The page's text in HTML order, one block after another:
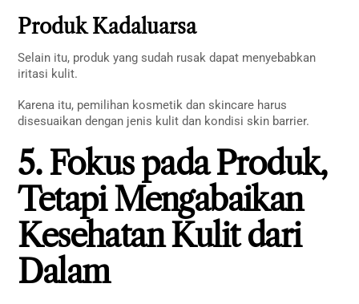
Produk Kadaluarsa
Selain itu, produk yang sudah rusak dapat menyebabkan
iritasi kulit.
Karena itu, pemilihan kosmetik dan skincare harus
disesuaikan dengan jenis kulit dan kondisi skin barrier.
5. Fokus pada Produk,
Tetapi Mengabaikan
Kesehatan Kulit dari
Dalam